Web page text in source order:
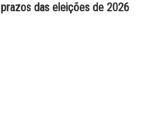
prazos das eleições de 2026